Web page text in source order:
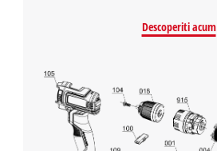
Descoperiti acum